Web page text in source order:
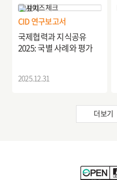
CID 연구보고서
국제협력과 지식공유
2025: 국별 사례와 평가
2025.12.31
더보기